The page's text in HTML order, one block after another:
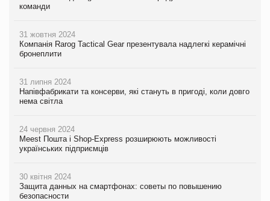
команди
31 жовтня 2024
Компанія Rarog Tactical Gear презентувала надлегкі керамічні
бронеплити
31 липня 2024
Напівфабрикати та консерви, які стануть в пригоді, коли довго
нема світла
24 червня 2024
Meest Пошта і Shop-Express розширюють можливості
українських підприємців
30 квітня 2024
Защита данных на смартфонах: советы по повышению
безопасности